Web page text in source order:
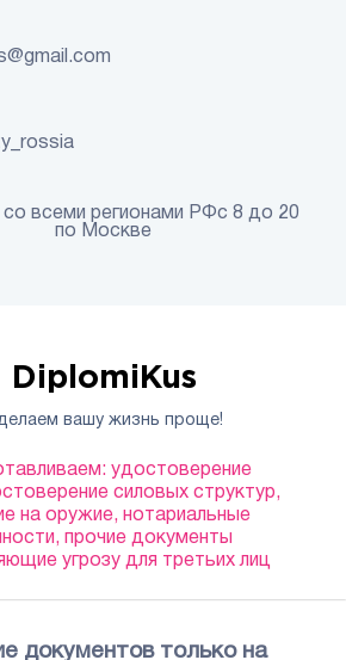
DiplomiKus
вашу жизнь проще!
удостоверение
силовых структур,
на оружие, нотариальные
прочие документы
угрозу для третьих лиц
документов только на
всеми регионами РФс 8 до 20
по Москве